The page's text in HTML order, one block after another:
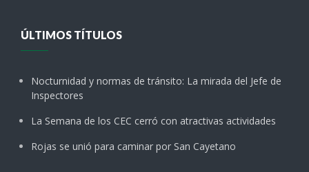
ÚLTIMOS TÍTULOS
Nocturnidad y normas de tránsito: La mirada del Jefe de
Inspectores
La Semana de los CEC cerró con atractivas actividades
Rojas se unió para caminar por San Cayetano